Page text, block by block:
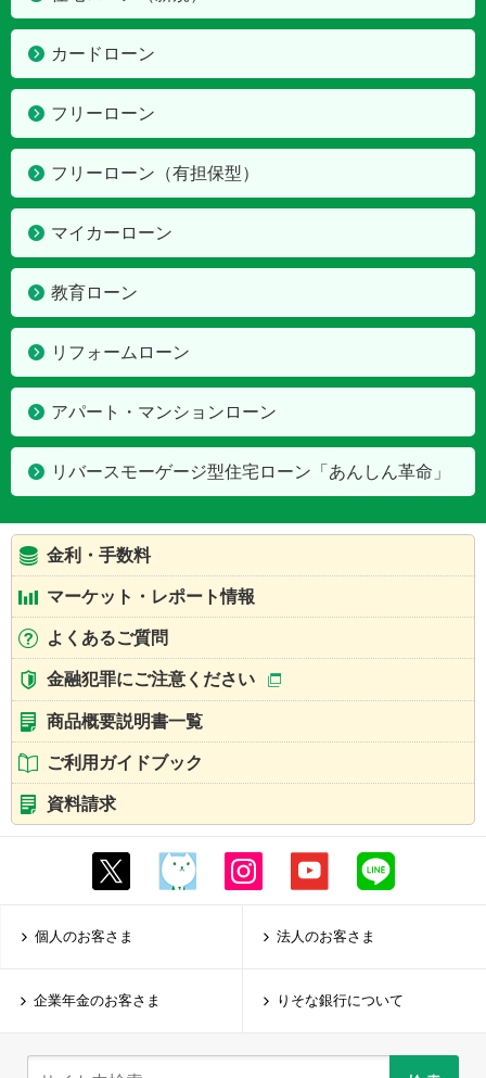
カードローン
フリーローン
フリーローン（有担保型）
マイカーローン
教育ローン
リフォームローン
アパート・マンションローン
リバースモーゲージ型住宅ローン「あんしん革命」
金利・手数料
マーケット・レポート情報
よくあるご質問
金融犯罪にご注意ください
商品概要説明書一覧
ご利用ガイドブック
資料請求
個人のお客さま 法人のお客さま
企業年金のお客さま りそな銀行について